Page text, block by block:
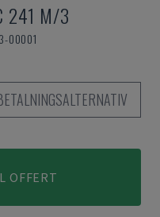
241 M/3
00001
OFFERT